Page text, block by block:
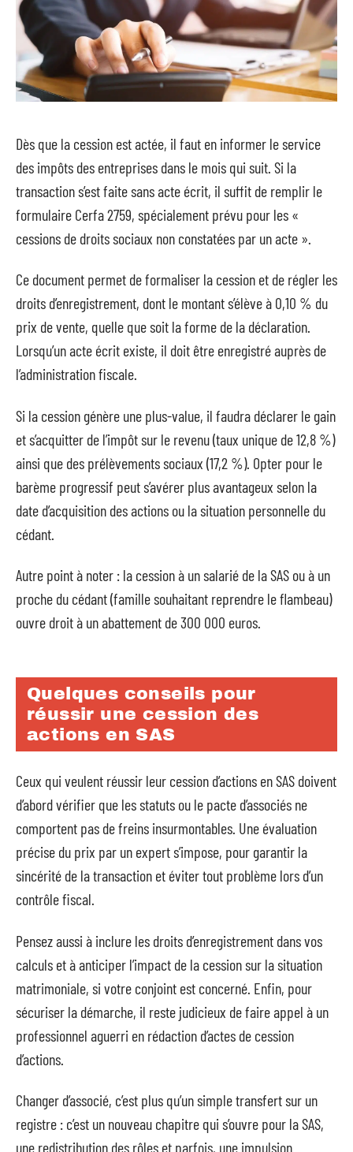
Dès que la cession est actée, il faut en informer le service
des impôts des entreprises dans le mois qui suit. Si la
transaction s’est faite sans acte écrit, il suffit de remplir le
formulaire Cerfa 2759, spécialement prévu pour les «
cessions de droits sociaux non constatées par un acte ».
Ce document permet de formaliser la cession et de régler les
droits d’enregistrement, dont le montant s’élève à 0,10 % du
prix de vente, quelle que soit la forme de la déclaration.
Lorsqu’un acte écrit existe, il doit être enregistré auprès de
l’administration fiscale.
Si la cession génère une plus-value, il faudra déclarer le gain
et s’acquitter de l’impôt sur le revenu (taux unique de 12,8 %)
ainsi que des prélèvements sociaux (17,2 %). Opter pour le
barème progressif peut s’avérer plus avantageux selon la
date d’acquisition des actions ou la situation personnelle du
cédant.
Autre point à noter : la cession à un salarié de la SAS ou à un
proche du cédant (famille souhaitant reprendre le flambeau)
ouvre droit à un abattement de 300 000 euros.
Quelques conseils pour
réussir une cession des
actions en SAS
Ceux qui veulent réussir leur cession d’actions en SAS doivent
d’abord vérifier que les statuts ou le pacte d’associés ne
comportent pas de freins insurmontables. Une évaluation
précise du prix par un expert s’impose, pour garantir la
sincérité de la transaction et éviter tout problème lors d’un
contrôle fiscal.
Pensez aussi à inclure les droits d’enregistrement dans vos
calculs et à anticiper l’impact de la cession sur la situation
matrimoniale, si votre conjoint est concerné. Enfin, pour
sécuriser la démarche, il reste judicieux de faire appel à un
professionnel aguerri en rédaction d’actes de cession
d’actions.
Changer d’associé, c’est plus qu’un simple transfert sur un
registre : c’est un nouveau chapitre qui s’ouvre pour la SAS,
une redistribution des rôles et parfois, une impulsion